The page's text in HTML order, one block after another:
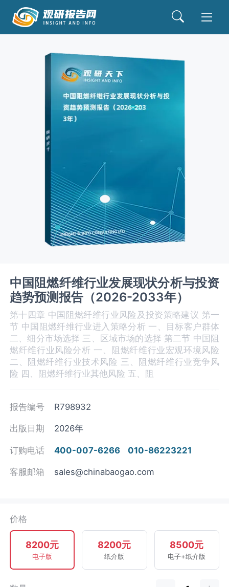
中国阻燃纤维行业发展现状分析与投资
趋势预测报告（2026-2033年）
第十四章 中国阻燃纤维‌‌‌行业风险及投资策略建议 第一
节 中国阻燃纤维行业进入策略分析 一、目标客户群体
二、细分市场选择 三、区域市场的选择 第二节 中国阻
燃纤维行业风险分析 一、阻燃纤维行业宏观环境风险
二、阻燃纤维‌‌‌行业技术风险 三、阻燃纤维行业竞争风
险 四、阻燃纤维行业其他风险 五、阻
报告编号 R798932
出版日期 2026年
订购电话 400-007-6266 010-86223221
客服邮箱 sales@chinabaogao.com
价格
8200元
电子版
8200元
纸介版
8500元
电子+纸介版